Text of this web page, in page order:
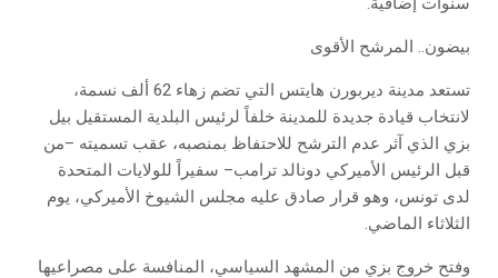
بيضون.. المرشح الأقوى
تستعد مدينة ديربورن هايتس التي تضم زهاء 62 ألف نسمة،
لانتخاب قيادة جديدة للمدينة خلفاً لرئيس البلدية المستقيل بيل
بزي الذي آثر عدم الترشح للاحتفاظ بمنصبه، عقب تسميته –من
قبل الرئيس الأميركي دونالد ترامب– سفيراً للولايات المتحدة
لدى تونس، وهو قرار صادق عليه مجلس الشيوخ الأميركي، يوم
الثلاثاء الماضي.
وفتح خروج بزي من المشهد السياسي، المنافسة على مصراعيها